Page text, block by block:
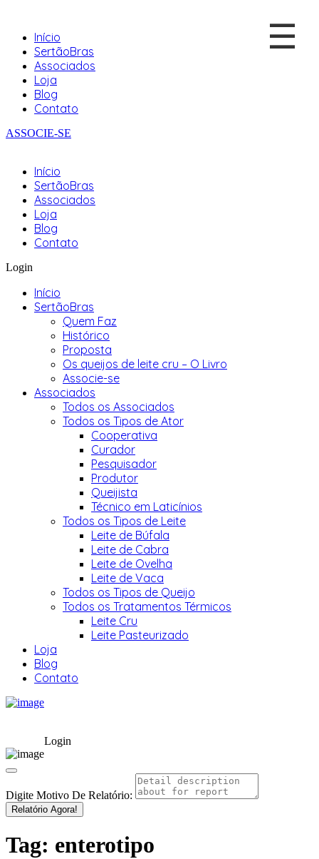
Início
SertãoBras
Associados
Loja
Blog
Contato
ASSOCIE-SE
Início
SertãoBras
Associados
Loja
Blog
Contato
☰
Login
Início
SertãoBras
Quem Faz
Histórico
Proposta
Os queijos de leite cru – O Livro
Associe-se
Associados
Todos os Associados
Todos os Tipos de Ator
Cooperativa
Curador
Pesquisador
Produtor
Queijista
Técnico em Laticínios
Todos os Tipos de Leite
Leite de Búfala
Leite de Cabra
Leite de Ovelha
Leite de Vaca
Todos os Tipos de Queijo
Todos os Tratamentos Térmicos
Leite Cru
Leite Pasteurizado
Loja
Blog
Contato
Login
Digite Motivo De Relatório:
Relatório Agora!
Tag: enterotipo